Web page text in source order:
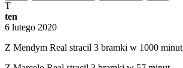
T
ten
6 lutego 2020
Z Mendym Real stracil 3 bramki w 1000 minut